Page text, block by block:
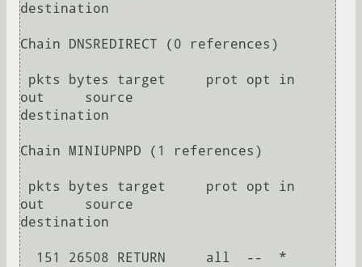
destination
Chain DNSREDIRECT (0 references)
out     source
destination
Chain MINIUPNPD (1 references)
out     source
destination